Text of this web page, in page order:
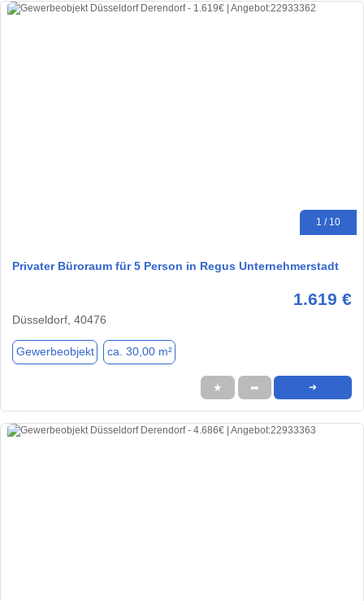
1 / 10
Privater Büroraum für 5 Person in Regus Unternehmerstadt
1.619 €
Düsseldorf, 40476
Gewerbeobjekt ca. 30,00 m²
★ ➦ ➜